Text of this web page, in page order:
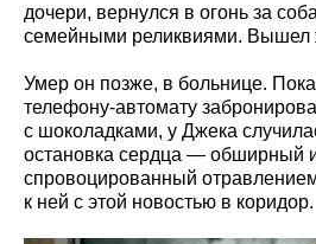
дочери, вернулся в огонь за
семейными реликвиями.
Умер он позже, в больнице.
телефону-автомату
с шоколадками, у Джека
остановка сердца — обширный
спровоцированный
к ней с этой новостью в коридор.